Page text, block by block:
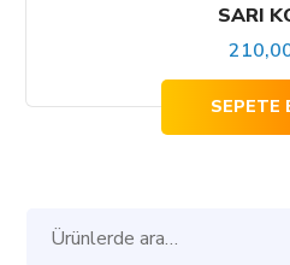
SARI
SEPETE